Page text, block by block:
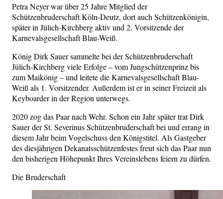
Petra Neyer war über 25 Jahre Mitglied der
Schützenbruderschaft Köln-Deutz, dort auch Schützenkönigin,
später in Jülich-Kirchberg aktiv und 2. Vorsitzende der
Karnevalsgesellschaft Blau-Weiß.
König Dirk Sauer sammelte bei der Schützenbruderschaft
Jülich-Kirchberg viele Erfolge – vom Jungschützenprinz bis
zum Maikönig – und leitete die Karnevalsgesellschaft Blau-
Weiß als 1. Vorsitzender. Außerdem ist er in seiner Freizeit als
Keyboarder in der Region unterwegs.
2020 zog das Paar nach Wehr. Schon ein Jahr später trat Dirk
Sauer der St. Severinus Schützenbruderschaft bei und errang in
diesem Jahr beim Vogelschuss den Königstitel. Als Gastgeber
des diesjährigen Dekanatsschützenfestes freut sich das Paar nun
den bisherigen Höhepunkt Ihres Vereinslebens feiern zu dürfen.
Die Bruderschaft